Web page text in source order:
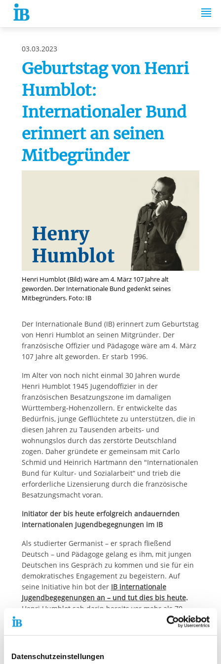
Datenschutzeinstellungen
Springe zum Inhalt
03.03.2023
Geburtstag von Henri
Humblot:
Internationaler Bund
erinnert an seinen
Mitbegründer
Henri Humblot (Bild) wäre am 4. März 107 Jahre alt
geworden. Der Internationale Bund gedenkt seines
Mitbegründers. Foto: IB
Der Internationale Bund (IB) erinnert zum Geburtstag
von Henri Humblot an seinen Mitgründer. Der
französische Offizier und Pädagoge wäre am 4. März
107 Jahre alt geworden. Er starb 1996.
Im Alter von noch nicht einmal 30 Jahren wurde
Henri Humblot 1945 Jugendoffizier in der
französischen Besatzungszone im damaligen
Württemberg-Hohenzollern. Er entwickelte das
Bedürfnis, junge Gefllüchtete zu unterstützen, die in
diesen Jahren zu Tausenden arbeits- und
wohnungslos durch das zerstörte Deutschland
zogen. Daher gründete er gemeinsam mit Carlo
Schmid und Heinrich Hartmann den "Internationalen
Bund für Kultur- und Sozialarbeit“ und trieb die
erforderliche Lizensierung durch die französische
Besatzungsmacht voran.
Initiator der bis heute erfolgreich andauernden
internationalen Jugendbegegnungen im IB
Als studierter Germanist – er sprach fließend
Deutsch – und Pädagoge gelang es ihm, mit jungen
Deutschen ins Gespräch zu kommen und sie für ein
demokratisches Engagement zu begeistern. Auf
seine Initiative hin bot der IB internationale
Jugendbegegenungen an – und tut dies bis heute.
Henri Humblot sah darin bereits vor mehr als 70
Jahren die Chance, den kulturellen und
intellektuellen Horizont junger Menschen Richtung
"Der Internationale Bund profitiert noch immer vom